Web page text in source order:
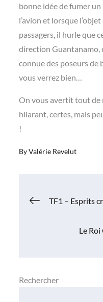
bonne idée de fumer
l’avion et lorsque
passagers, il hurle que
direction Guantanamo,
connue des poseurs de
vous verrez bien…
On vous avertit tout de
hilarant, certes, mais
!
ByValérie Revelut
TF1 – Esprits
Le
Rechercher